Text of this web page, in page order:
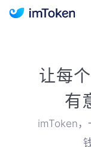
imToken 官网
让每
有
imToken，